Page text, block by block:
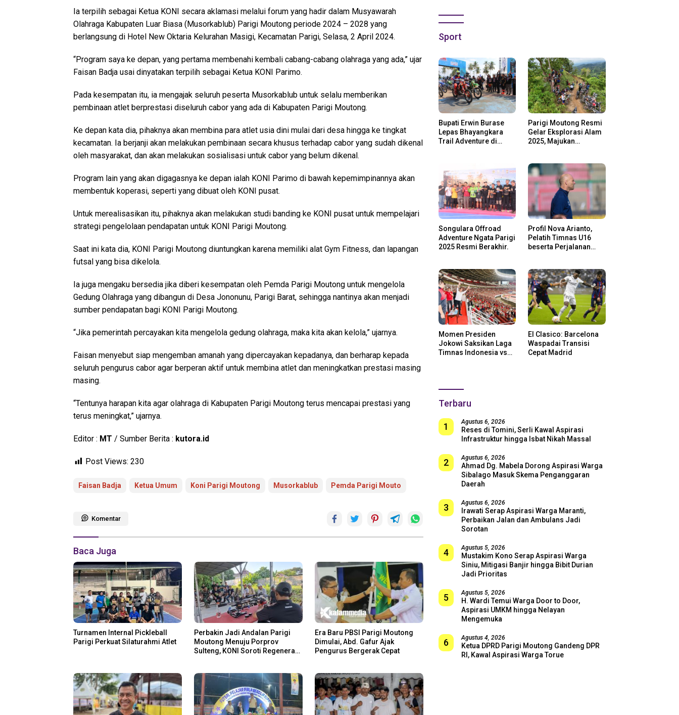
Ia terpilih sebagai Ketua KONI secara aklamasi melalui forum yang hadir dalam Musyawarah
Olahraga Kabupaten Luar Biasa (Musorkablub) Parigi Moutong periode 2024 – 2028 yang
berlangsung di Hotel New Oktaria Kelurahan Masigi, Kecamatan Parigi, Selasa, 2 April 2024.
“Program saya ke depan, yang pertama membenahi kembali cabang-cabang olahraga yang ada,” ujar
Faisan Badja usai dinyatakan terpilih sebagai Ketua KONI Parimo.
Pada kesempatan itu, ia mengajak seluruh peserta Musorkablub untuk selalu memberikan
pembinaan atlet berprestasi diseluruh cabor yang ada di Kabupaten Parigi Moutong.
Ke depan kata dia, pihaknya akan membina para atlet usia dini mulai dari desa hingga ke tingkat
kecamatan. Ia berjanji akan melakukan pembinaan secara khusus terhadap cabor yang sudah dikenal
oleh masyarakat, dan akan melakukan sosialisasi untuk cabor yang belum dikenal.
Program lain yang akan digagasnya ke depan ialah KONI Parimo di bawah kepemimpinannya akan
membentuk koperasi, seperti yang dibuat oleh KONI pusat.
Untuk merealisasikan itu, pihaknya akan melakukan studi banding ke KONI pusat untuk mempelajari
strategi pengelolaan pendapatan untuk KONI Parigi Moutong.
Saat ini kata dia, KONI Parigi Moutong diuntungkan karena memiliki alat Gym Fitness, dan lapangan
futsal yang bisa dikelola.
Ia juga mengaku bersedia jika diberi kesempatan oleh Pemda Parigi Moutong untuk mengelola
Gedung Olahraga yang dibangun di Desa Jononunu, Parigi Barat, sehingga nantinya akan menjadi
sumber pendapatan bagi KONI Parigi Moutong.
“Jika pemerintah percayakan kita mengelola gedung olahraga, maka kita akan kelola,” ujarnya.
Faisan menyebut siap mengemban amanah yang dipercayakan kepadanya, dan berharap kepada
seluruh pengurus cabor agar berperan aktif untuk membina atlet dan meningkatkan prestasi masing
masing.
“Tentunya harapan kita agar olahraga di Kabupaten Parigi Moutong terus mencapai prestasi yang
terus meningkat,” ujarnya.
Editor : MT / Sumber Berita : kutora.id
Post Views: 230
Faisan Badja Ketua Umum Koni Parigi Moutong Musorkablub Pemda Parigi Mouto
Komentar
Baca Juga
Turnamen Internal Pickleball
Parigi Perkuat Silaturahmi Atlet
Perbakin Jadi Andalan Parigi
Moutong Menuju Porprov
Sulteng, KONI Soroti Regenerasi
Era Baru PBSI Parigi Moutong
Dimulai, Abd. Gafur Ajak
Pengurus Bergerak Cepat
Sport
Bupati Erwin Burase
Lepas Bhayangkara
Trail Adventure di
Parigi Moutong Resmi
Gelar Eksplorasi Alam
2025, Majukan
Songulara Offroad
Adventure Ngata Parigi
2025 Resmi Berakhir.
Profil Nova Arianto,
Pelatih Timnas U16
beserta Perjalanan
Momen Presiden
Jokowi Saksikan Laga
Timnas Indonesia vs
El Clasico: Barcelona
Waspadai Transisi
Cepat Madrid
Terbaru
1 Agustus 6, 2026
Reses di Tomini, Serli Kawal Aspirasi
Infrastruktur hingga Isbat Nikah Massal
2 Agustus 6, 2026
Ahmad Dg. Mabela Dorong Aspirasi Warga
Sibalago Masuk Skema Penganggaran
Daerah
3 Agustus 6, 2026
Irawati Serap Aspirasi Warga Maranti,
Perbaikan Jalan dan Ambulans Jadi
Sorotan
4 Agustus 5, 2026
Mustakim Kono Serap Aspirasi Warga
Siniu, Mitigasi Banjir hingga Bibit Durian
Jadi Prioritas
5 Agustus 5, 2026
H. Wardi Temui Warga Door to Door,
Aspirasi UMKM hingga Nelayan
Mengemuka
6 Agustus 4, 2026
Ketua DPRD Parigi Moutong Gandeng DPR
RI, Kawal Aspirasi Warga Torue